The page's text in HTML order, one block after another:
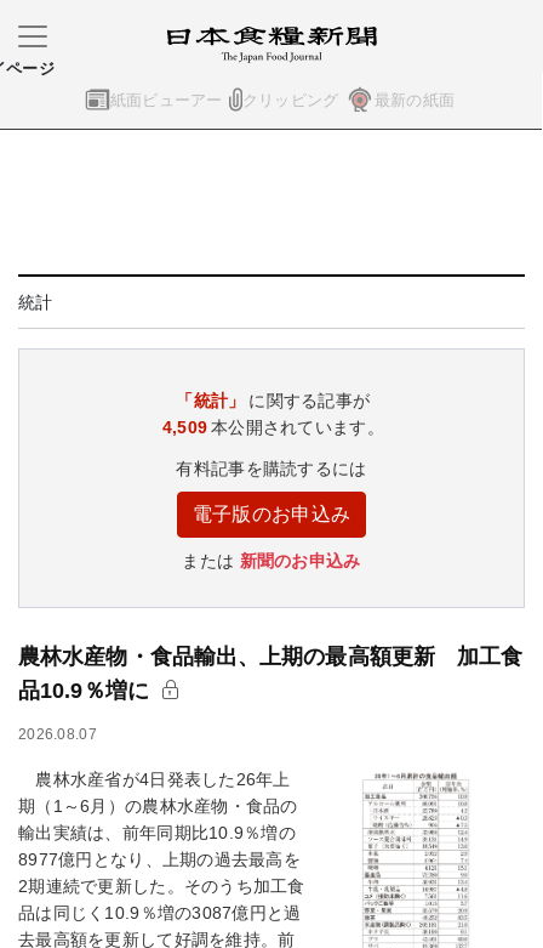
紙面ビューアー クリッピング 最新の紙面
ページ
統計
「統計」
に関する記事が
4,509本公開されています。
有料記事を購読するには
電子版のお申込み
または 新聞のお申込み
農林水産物・食品輸出、上期の最高額更新 加工食
品10.9％増に
2026.08.07
農林水産省が4日発表した26年上
期（1～6月）の農林水産物・食品の
輸出実績は、前年同期比10.9％増の
8977億円となり、上期の過去最高を
2期連続で更新した。そのうち加工食
品は同じく10.9％増の3087億円と過
去最高額を更新して好調を維持。前